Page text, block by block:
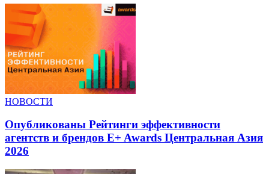
НОВОСТИ
Опубликованы Рейтинги эффективности
агентств и брендов E+ Awards Центральная Азия
2026